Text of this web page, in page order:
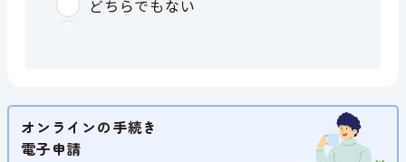
オンラインの手続き
電子申請